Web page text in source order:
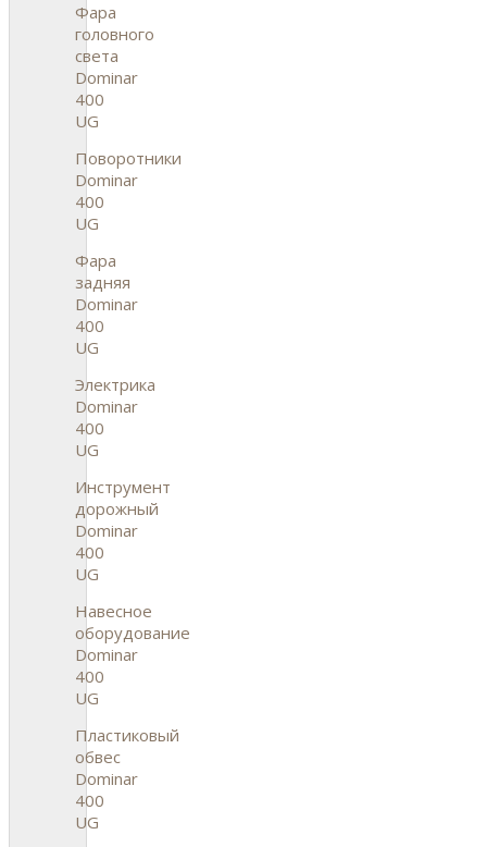
Фара
головного
света
Dominar
400
UG
Поворотники
Dominar
400
UG
Фара
задняя
Dominar
400
UG
Электрика
Dominar
400
UG
Инструмент
дорожный
Dominar
400
UG
Навесное
оборудование
Dominar
400
UG
Пластиковый
обвес
Dominar
400
UG